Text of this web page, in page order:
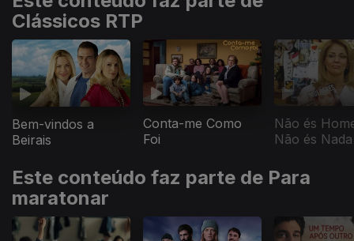
Clássicos RTP
Bem-vindos a
Beirais
Conta-me Como
Foi
Não és
Não és Nada
Este conteúdo faz parte de Para
maratonar